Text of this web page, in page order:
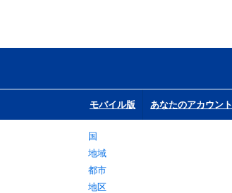
モバイル版 あなたのアカウント
国
地域
都市
地区